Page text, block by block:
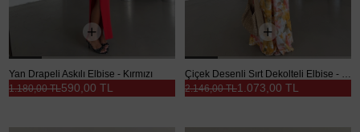
Yan Drapeli Askılı Elbise - Kırmızı
590,00 TL
1.180,00 TL 1.073,00 TL
2.146,00 TL